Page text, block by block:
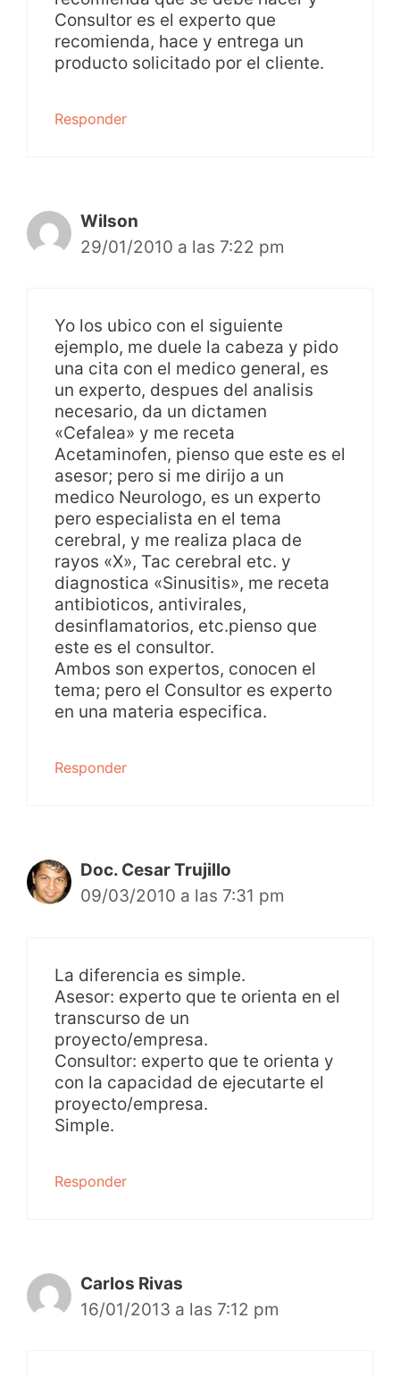
Consultor es el experto que
recomienda, hace y entrega un
producto solicitado por el cliente.
Responder
Wilson
29/01/2010 a las 7:22 pm
Yo los ubico con el siguiente
ejemplo, me duele la cabeza y pido
una cita con el medico general, es
un experto, despues del analisis
necesario, da un dictamen
«Cefalea» y me receta
Acetaminofen, pienso que este es el
asesor; pero si me dirijo a un
medico Neurologo, es un experto
pero especialista en el tema
cerebral, y me realiza placa de
rayos «X», Tac cerebral etc. y
diagnostica «Sinusitis», me receta
antibioticos, antivirales,
desinflamatorios, etc.pienso que
este es el consultor.
Ambos son expertos, conocen el
tema; pero el Consultor es experto
en una materia especifica.
Responder
Doc. Cesar Trujillo
09/03/2010 a las 7:31 pm
La diferencia es simple.
Asesor: experto que te orienta en el
transcurso de un
proyecto/empresa.
Consultor: experto que te orienta y
con la capacidad de ejecutarte el
proyecto/empresa.
Simple.
Responder
Carlos Rivas
16/01/2013 a las 7:12 pm